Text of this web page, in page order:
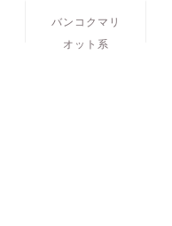
バンコクマリ
オット系